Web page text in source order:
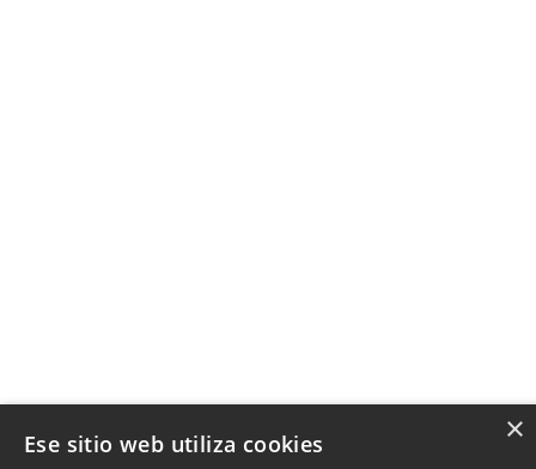
×
Ese sitio web utiliza cookies